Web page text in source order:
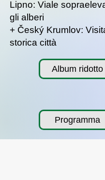
Lipno: Viale
gli alberi
+ Český Krumlov:
storica città
Album ridotto
Programma